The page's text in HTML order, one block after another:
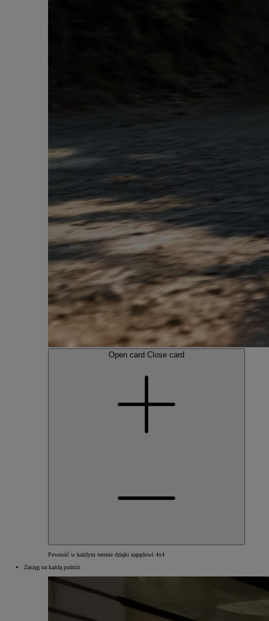
Open card Close card
Pewność w każdym terenie dzięki napędowi 4x4
Zasięg na każdą podróż